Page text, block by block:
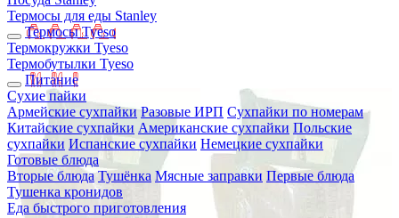
Термосы для еды Stanley
Термосы Tyeso
Термокружки Tyeso
Термобутылки Tyeso
Питание
Сухие пайки
Армейские сухпайки Разовые ИРП Сухпайки по номерам
Китайские сухпайки Американские сухпайки Польские
сухпайки Испанские сухпайки Немецкие сухпайки
Готовые блюда
Вторые блюда Тушёнка Мясные заправки Первые блюда
Тушенка кронидов
Еда быстрого приготовления